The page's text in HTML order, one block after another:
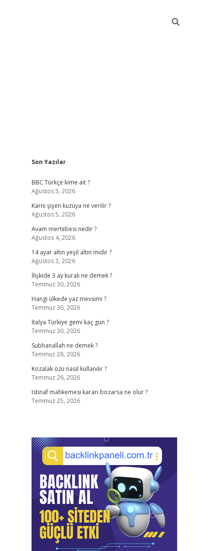
Sidebar
Son Yazılar
BBC Türkçe kime ait ?
Ağustos 5, 2026
Karnı şişen kuzuya ne verilir ?
Ağustos 5, 2026
Avam mertebesi nedir ?
Ağustos 4, 2026
14 ayar altın yeşil altın mıdır ?
Ağustos 3, 2026
İlişkide 3 ay kuralı ne demek ?
Temmuz 30, 2026
Hangi ülkede yaz mevsimi ?
Temmuz 30, 2026
İtalya Türkiye gemi kaç gün ?
Temmuz 30, 2026
Subhanallah ne demek ?
Temmuz 28, 2026
Kozalak özü nasıl kullanılır ?
Temmuz 26, 2026
Istinaf mahkemesi kararı bozarsa ne olur ?
Temmuz 25, 2026